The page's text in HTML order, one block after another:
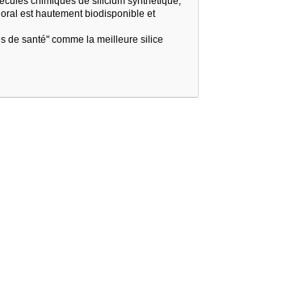
est hautement biodisponible et
de santé" comme la meilleure silice